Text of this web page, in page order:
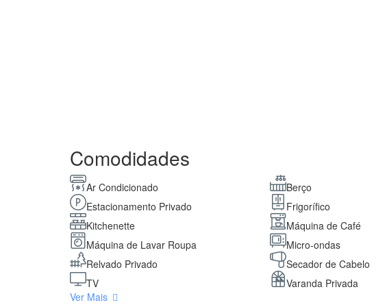
Comodidades
Ar Condicionado Berço
Estacionamento Privado
Frigorífico
Kitchenette
Máquina de Café
Máquina de Lavar Roupa
Micro-ondas
Relvado Privado
Secador de Cabelo
TV
Varanda Privada
Ver Mais